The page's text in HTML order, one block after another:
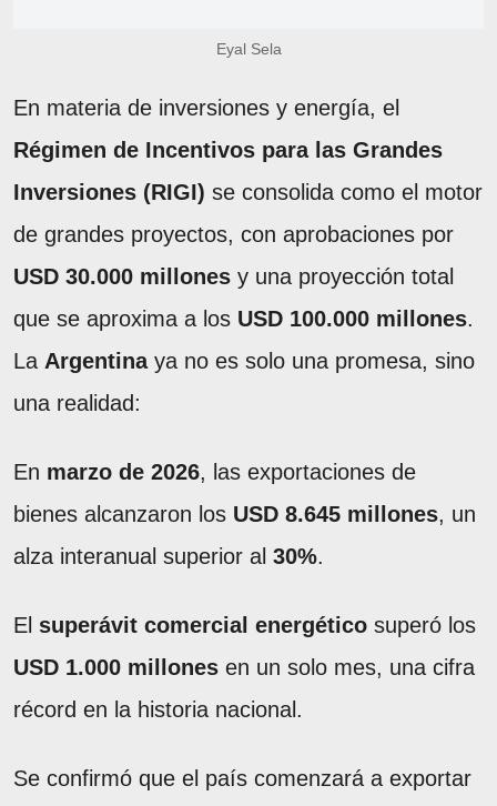
Eyal Sela
En materia de inversiones y energía, el
Régimen de Incentivos para las Grandes
Inversiones (RIGI) se consolida como el motor
de grandes proyectos, con aprobaciones por
USD 30.000 millones y una proyección total
que se aproxima a los USD 100.000 millones.
La Argentinaya no es solo una promesa, sino
una realidad:
En marzo de 2026, las exportaciones de
bienes alcanzaron los USD 8.645 millones, un
alza interanual superior al 30%.
El superávit comercial energético superó los
USD 1.000 millones en un solo mes, una cifra
récord en la historia nacional.
Se confirmó que el país comenzará a exportar